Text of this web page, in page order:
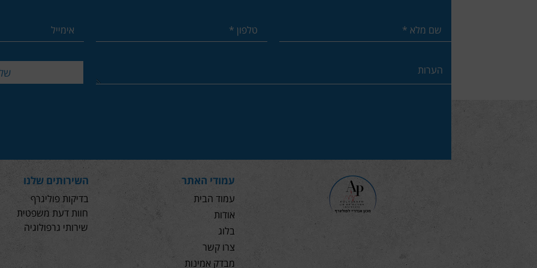
עמודי האתר
עמוד הבית
אודות
בלוג
צרו קשר
מבדק אמינות
השירותים שלנו
בדיקות פוליגרף
חוות דעת משפטית
שירותי גרפולוגיה